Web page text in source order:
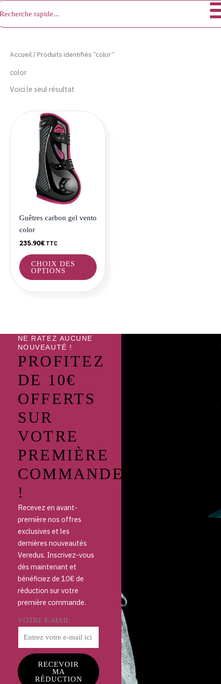
au
contenu
Accueil / Produits identifiés “color”
color
Voici le seul résultat
Guêtres carbon gel vento
color
235.90€ TTC
CHOIX DES
OPTIONS
Ce
produit
du
produit
NE RATEZ AUCUNE
NOUVEAUTÉ !
PROFITEZ
DE 10€
OFFERTS
SUR
VOTRE
PREMIÈRE
COMMANDE
!
Recevez en avant-
première nos offres
exclusives et les
dernières nouveautés
Veredus. Inscrivez-vous
dès maintenant et
bénéficiez de 10€ de
réduction sur votre
première commande.
VOTRE E-MAIL
RECEVOIR
MA
RÉDUCTION